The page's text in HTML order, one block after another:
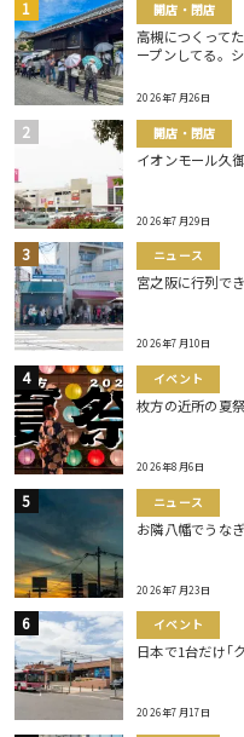
開店・閉店
高槻につくって
ープンしてる。
2026年7月26日
開店・閉店
イオンモール久
2026年7月29日
ニュース
宮之阪に行列で
2026年7月10日
イベント
枚方の近所の夏
2026年8月6日
ニュース
お隣八幡でうな
2026年7月23日
イベント
日本で1台だけ｢
2026年7月17日